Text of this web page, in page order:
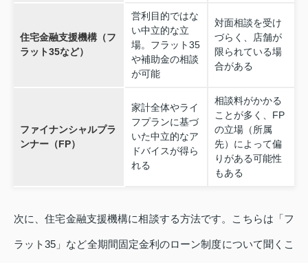
住宅金融支援機構（フ
ラット35など）
営利目的ではな
い中立的な立
場。フラット35
や補助金の相談
が可能
対面相談を受け
づらく、店舗が
限られている場
合がある
ファイナンシャルプラ
ンナー（FP）
家計全体やライ
フプランに基づ
いた中立的なア
ドバイスが得ら
れる
相談料がかかる
ことが多く、FP
の立場（所属
先）によって偏
りがある可能性
もある
次に、住宅金融支援機構に相談する方法です。こちらは「フ
ラット35」など全期間固定金利のローン制度について聞くこ